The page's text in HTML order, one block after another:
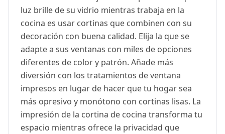
luz brille de su vidrio mientras trabaja en la
cocina es usar cortinas que combinen con su
decoración con buena calidad. Elija la que se
adapte a sus ventanas con miles de opciones
diferentes de color y patrón. Añade más
diversión con los tratamientos de ventana
impresos en lugar de hacer que tu hogar sea
más opresivo y monótono con cortinas lisas. La
impresión de la cortina de cocina transforma tu
espacio mientras ofrece la privacidad que